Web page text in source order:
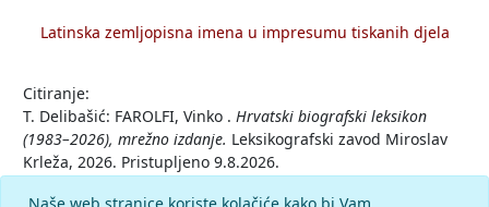
Latinska zemljopisna imena u impresumu tiskanih djela
Citiranje:
T. Delibašić: FAROLFI, Vinko . Hrvatski biografski leksikon
(1983–2026), mrežno izdanje. Leksikografski zavod Miroslav
Krleža, 2026. Pristupljeno 9.8.2026.
Naše web stranice koriste kolačiće kako bi Vam